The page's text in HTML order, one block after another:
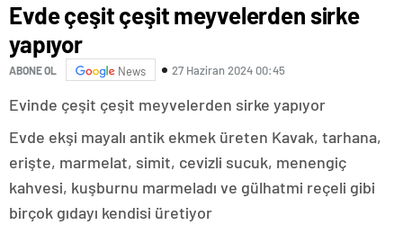
Evde çeşit çeşit meyvelerden sirke
yapıyor
ABONE OL News 27 Haziran 2024 00:45
Evinde çeşit çeşit meyvelerden sirke yapıyor
Evde ekşi mayalı antik ekmek üreten Kavak, tarhana,
erişte, marmelat, simit, cevizli sucuk, menengiç
kahvesi, kuşburnu marmeladı ve gülhatmi reçeli gibi
birçok gıdayı kendisi üretiyor